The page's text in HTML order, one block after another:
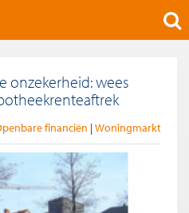
onzekerheid: wees
financiën Woningmarkt